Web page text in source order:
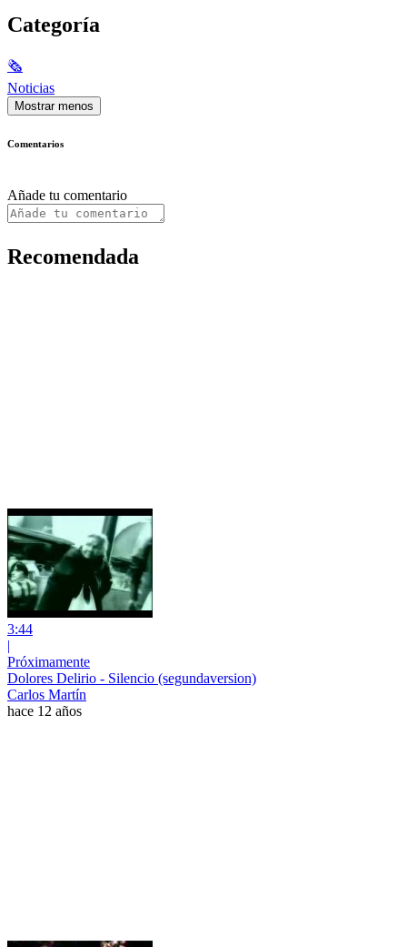
Categoría
🗞
Noticias
Mostrar menos
Comentarios
Añade tu comentario
Recomendada
3:44
|
Próximamente
Dolores Delirio - Silencio (segundaversion)
Carlos Martín
hace 12 años